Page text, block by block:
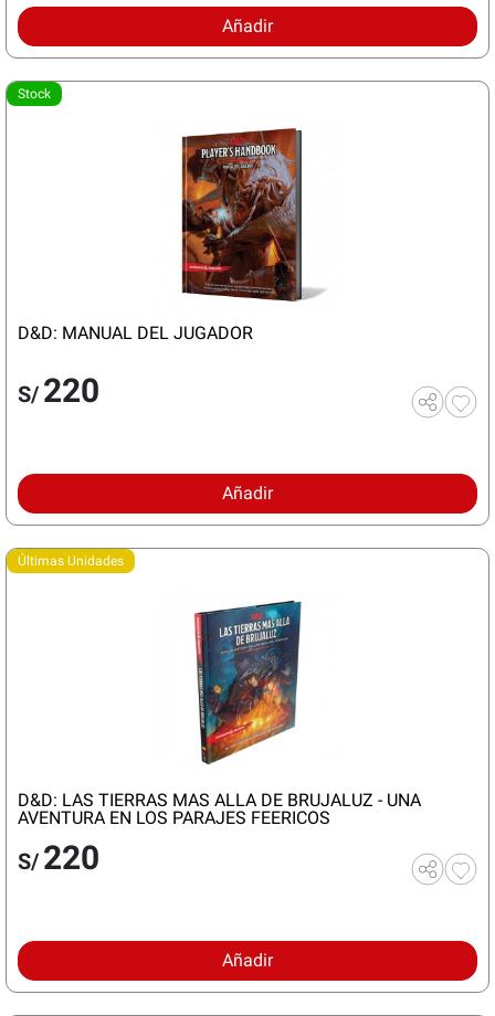
Añadir
Stock
D&D: MANUAL DEL JUGADOR
S/ 220
Añadir
Últimas Unidades
D&D: LAS TIERRAS MAS ALLA DE BRUJALUZ - UNA
AVENTURA EN LOS PARAJES FEERICOS
S/ 220
Añadir